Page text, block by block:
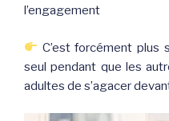
l’engagement
C’est forcément plus
seul pendant que les
adultes de s’agacer